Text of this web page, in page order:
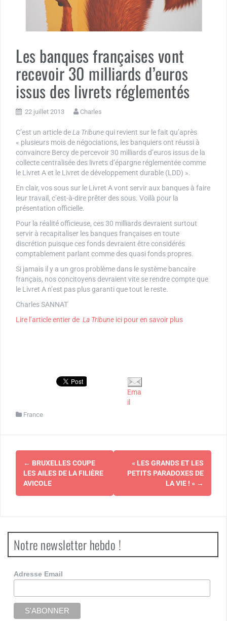
Les banques françaises vont
recevoir 30 milliards d’euros
issus des livrets réglementés
22 juillet 2013 Charles
C’est un article deLa Tribunequi revient sur le fait qu’après
« plusieurs mois de négociations, les banquiers ont réussi à
convaincre Bercy de percevoir 30 milliards d’euros issus de la
collecte centralisée des livrets d’épargne réglementée comme
le Livret A et le Livret de développement durable (LDD) ».
En clair, vos sous sur le Livret A vont servir aux banques à faire
leur travail, c’est-à-dire prêter des sous. Voilà pour la
présentation officielle.
Pour la réalité officieuse, ces 30 milliards devraient surtout
servir à recapitaliser les banques françaises en toute
discrétion puisque ces fonds devraient être considérés
comptablement parlant comme des quasi fonds propres.
Si jamais il y a un gros problème dans le système bancaire
français, nos concitoyens devraient vite se rendre compte que
le Livret A n’est pas plus garanti que tout le reste.
Charles SANNAT
Lire l’article entier de La Tribune ici pour en savoir plus
Ema
il
France
Navigation
d'article
← BRUXELLES COUPE
LES AILES DE LA FILIÈRE
AVICOLE
« LES GRANDS ET LES
PETITS PARADOXES DE
LA VIE ! » →
Notre newsletter hebdo !
Adresse Email